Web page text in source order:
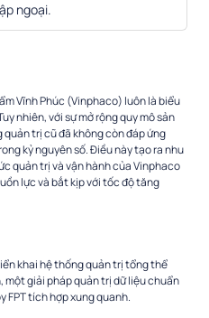
ngoại.
Vĩnh Phúc (Vinphaco) luôn là biểu
nhiên, với sự mở rộng quy mô sản
trị cũ đã không còn đáp ứng
kỷ nguyên số. Điều này tạo ra nhu
quản trị và vận hành của Vinphaco
lực và bắt kịp với tốc độ tăng
khai hệ thống quản trị tổng thể
một giải pháp quản trị dữ liệu chuẩn
FPT tích hợp xung quanh.